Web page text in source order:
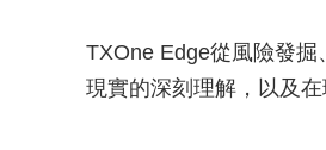
TXOne Edge從風險發
現實的深刻理解，以及